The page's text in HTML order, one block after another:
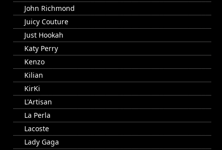
John Richmond
Juicy Couture
Just Hookah
Katy Perry
Kenzo
Kilian
KirKi
L'Artisan
La Perla
Lacoste
Lady Gaga